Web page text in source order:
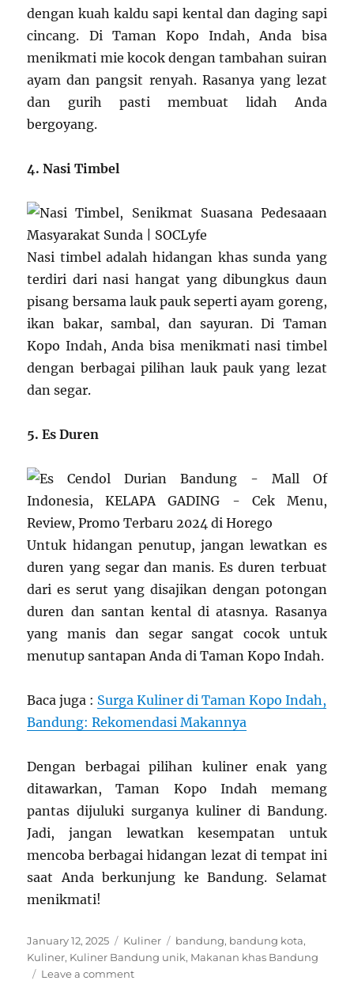
dengan kuah kaldu sapi kental dan daging sapi
cincang. Di Taman Kopo Indah, Anda bisa
menikmati mie kocok dengan tambahan suiran
ayam dan pangsit renyah. Rasanya yang lezat
dan gurih pasti membuat lidah Anda
bergoyang.
4. Nasi Timbel
Nasi timbel adalah hidangan khas sunda yang
terdiri dari nasi hangat yang dibungkus daun
pisang bersama lauk pauk seperti ayam goreng,
ikan bakar, sambal, dan sayuran. Di Taman
Kopo Indah, Anda bisa menikmati nasi timbel
dengan berbagai pilihan lauk pauk yang lezat
dan segar.
5. Es Duren
Untuk hidangan penutup, jangan lewatkan es
duren yang segar dan manis. Es duren terbuat
dari es serut yang disajikan dengan potongan
duren dan santan kental di atasnya. Rasanya
yang manis dan segar sangat cocok untuk
menutup santapan Anda di Taman Kopo Indah.
Baca juga : Surga Kuliner di Taman Kopo Indah,
Bandung: Rekomendasi Makannya
Dengan berbagai pilihan kuliner enak yang
ditawarkan, Taman Kopo Indah memang
pantas dijuluki surganya kuliner di Bandung.
Jadi, jangan lewatkan kesempatan untuk
mencoba berbagai hidangan lezat di tempat ini
saat Anda berkunjung ke Bandung. Selamat
menikmati!
Posted
on
January 12, 2025 Categories
Kuliner Tags
bandung, bandung kota,
Kuliner, Kuliner Bandung unik, Makanan khas Bandung
Leave a commenton